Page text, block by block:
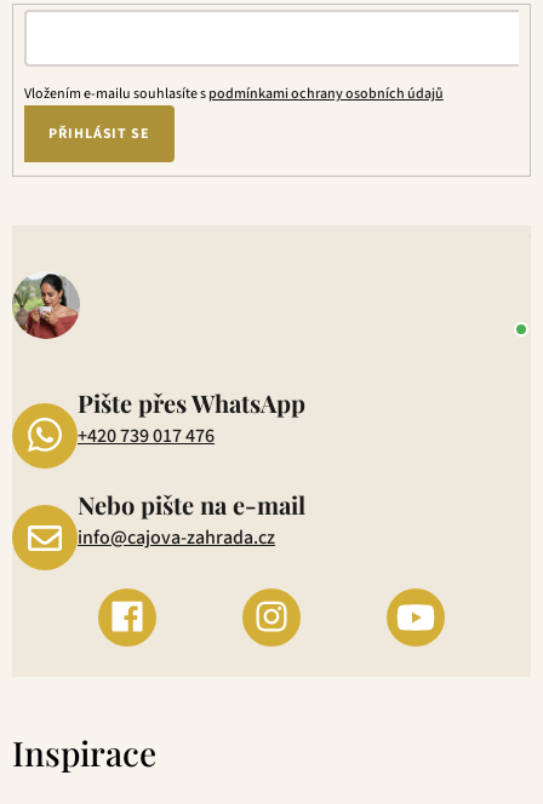
Vložením e-mailu souhlasíte spodmínkami ochrany osobních údajů
PŘIHLÁSIT SE
Pište přes WhatsApp
+420 739 017 476
Nebo pište na e-mail
info@cajova-zahrada.cz
Inspirace